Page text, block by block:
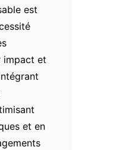
est
impact et
et en